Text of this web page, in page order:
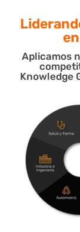
Aplicamos
Knowledge